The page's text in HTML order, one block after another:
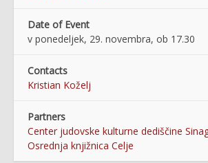
Date of Event
v ponedeljek, 29. novembra, ob 17.30
Contacts
Kristian Koželj
Partners
Center judovske kulturne dediščine
Osrednja knjižnica Celje